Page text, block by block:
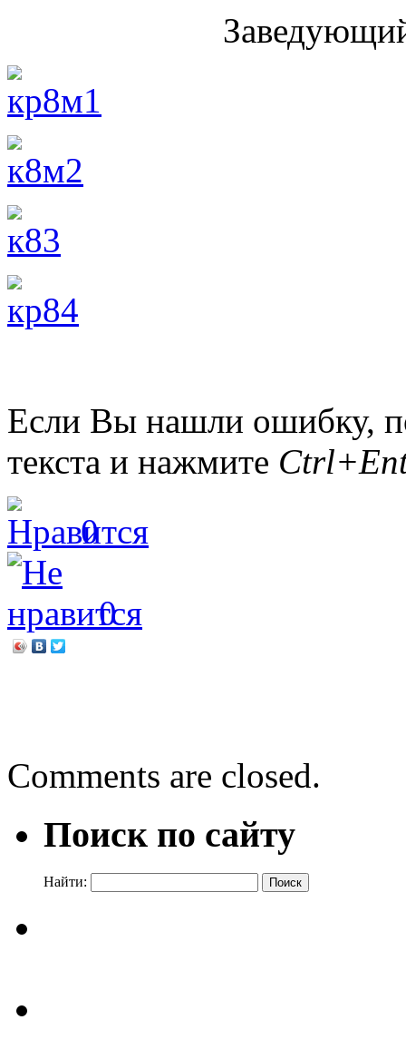
Если Вы нашли ошибку,
текста и нажмите
0
0
Comments are closed.
Поиск по сайту
Найти: